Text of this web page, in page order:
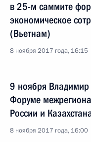
в 25-м саммите
экономическое
(Вьетнам)
8 ноября 2017 года, 16:15
9 ноября Владимир
Форуме
России и
8 ноября 2017 года, 16:00